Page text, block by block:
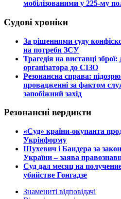
мобілізованими у 225-му
Судові хроніки
​За рішеннями суду
на потреби ЗСУ
​Трагедія на виставці зброї:
організатора до СІЗО
​Резонансна справа:
провадженні за фактом
запобіжний захід
Резонансні вердикти
​«Суд» країни-окупанта
Укрінформу
Шухевич і Бандера за
України – заява
Суд дал месяц на
убийстве Гонгадзе
Знамениті відповідачі